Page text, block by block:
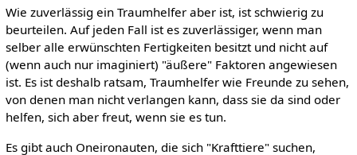
Wie zuverlässig ein Traumhelfer aber ist, ist schwierig zu
beurteilen. Auf jeden Fall ist es zuverlässiger, wenn man
selber alle erwünschten Fertigkeiten besitzt und nicht auf
(wenn auch nur imaginiert) "äußere" Faktoren angewiesen
ist. Es ist deshalb ratsam, Traumhelfer wie Freunde zu sehen,
von denen man nicht verlangen kann, dass sie da sind oder
helfen, sich aber freut, wenn sie es tun.
Es gibt auch Oneironauten, die sich "Krafttiere" suchen,